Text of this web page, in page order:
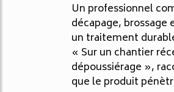
Un professionnel
décapage,
un traitement
« Sur un chantier
dépoussiérage »,
que le produit